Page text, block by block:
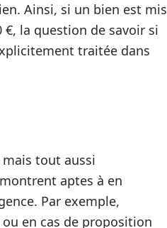
Ainsi, si un bien est mis
€, la question de savoir si
traitée dans
mais tout aussi
aptes à en
Par exemple,
en cas de proposition